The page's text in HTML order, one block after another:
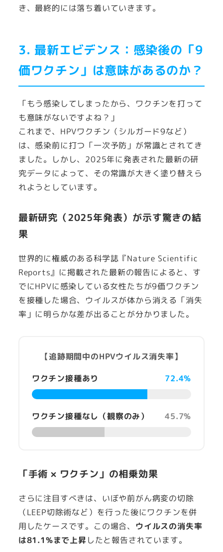
き、最終的には落ち着いていきます。
3. 最新エビデンス：感染後の「9
価ワクチン」は意味があるのか？
「もう感染してしまったから、ワクチンを打って
も意味がないですよね？」
これまで、HPVワクチン（シルガード9など）
は、感染前に打つ「一次予防」が常識とされてき
ました。しかし、2025年に発表された最新の研
究データによって、その常識が大きく塗り替えら
れようとしています。
最新研究（2025年発表）が示す驚きの結
果
世界的に権威のある科学誌『Nature Scientific
Reports』に掲載された最新の報告によると、す
でにHPVに感染している女性たちが9価ワクチン
を接種した場合、ウイルスが体から消える「消失
率」に明らかな差が出ることが分かりました。
【追跡期間中のHPVウイルス消失率】
ワクチン接種あり
72.4%
ワクチン接種なし（観察のみ） 45.7%
「手術 × ワクチン」の相乗効果
さらに注目すべきは、いぼや前がん病変の切除
（LEEP切除術など）を行った後にワクチンを併
用したケースです。この場合、 ウイルスの消失率
は81.1%まで上昇したと報告されています。